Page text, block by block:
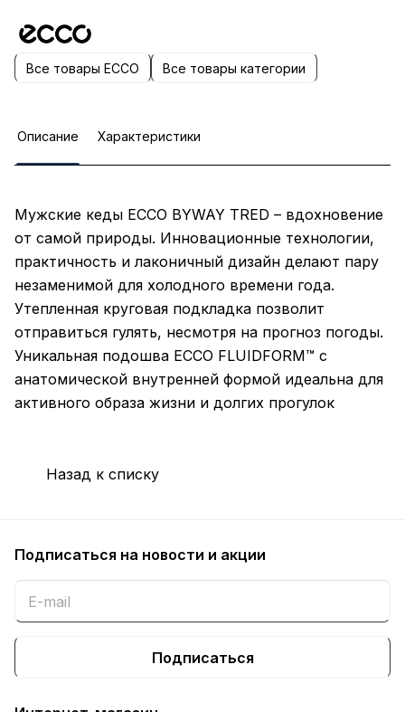
Все товары ECCO Все товары категории
Описание Характеристики
Мужские кеды ECCO BYWAY TRED – вдохновение
от самой природы. Инновационные технологии,
практичность и лаконичный дизайн делают пару
незаменимой для холодного времени года.
Утепленная круговая подкладка позволит
отправиться гулять, несмотря на прогноз погоды.
Уникальная подошва ECCO FLUIDFORM™ с
анатомической внутренней формой идеальна для
активного образа жизни и долгих прогулок
Назад к списку
Подписаться на новости и акции
Подписаться